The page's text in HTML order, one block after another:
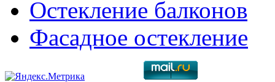
Остекление балконов
Фасадное остекление